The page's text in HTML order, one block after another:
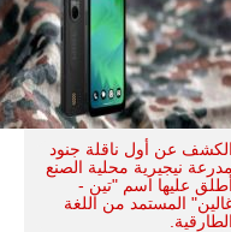
الكشف عن أول ناقلة جنود
مدرعة نيجيرية محلية الصنع
أطلق عليها اسم "تين -
المستمد من اللغة
الطارقية.